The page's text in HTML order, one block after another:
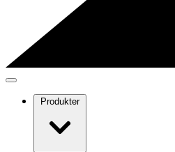
Produkter